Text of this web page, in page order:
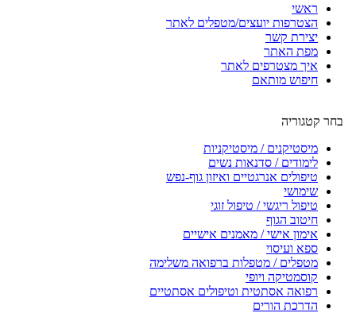
ראשי
הצטרפות יועצים/מטפלים לאתר
יצירת קשר
מפת האתר
איך מצטרפים לאתר
חיפוש מותאם
בחר קטגוריה
מיסטיקנים / מיסטיקניות
לימודים / סדנאות נשים
טיפולים אנרגטיים ואיזון גוף-נפש
שימושי
טיפול ריגשי / טיפול זוגי
חיטוב הגוף
אימון אישי / מאמנים אישיים
ספא ועיסוי
מטפלים / מטפלות ברפואה משלימה
קוסמטיקה ויופי
רפואה אסתטית וטיפולים אסתטיים
הדרכת הורים